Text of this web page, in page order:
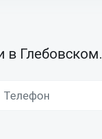
в Глебовском.